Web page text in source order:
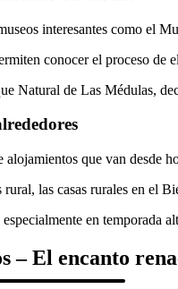
interesantes como el
conocer el proceso de
Natural de Las Médulas,
que van desde
rural, las casas rurales en el
en temporada
– El encanto